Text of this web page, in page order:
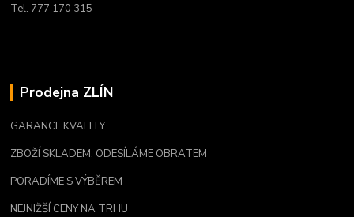
Tel. 777 170 315
Prodejna ZLÍN
GARANCE KVALITY
ZBOŽÍ SKLADEM, ODESÍLÁME OBRATEM
PORADÍME S VÝBĚREM
NEJNIŽŠÍ CENY NA TRHU